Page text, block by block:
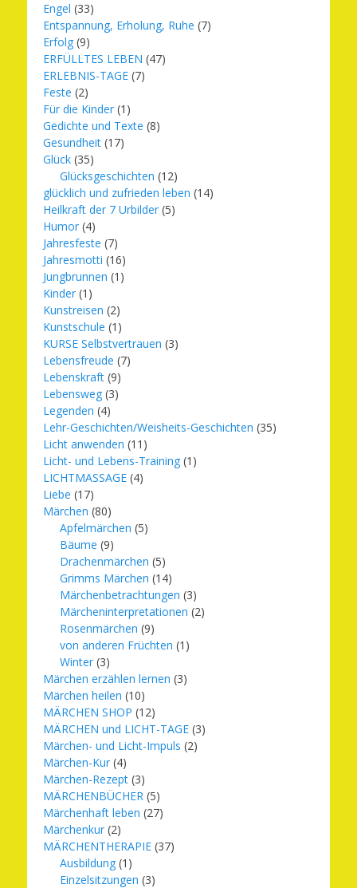
Engel (33)
Entspannung, Erholung, Ruhe (7)
Erfolg (9)
ERFÜLLTES LEBEN (47)
ERLEBNIS-TAGE (7)
Feste (2)
Für die Kinder (1)
Gedichte und Texte (8)
Gesundheit (17)
Glück (35)
Glücksgeschichten (12)
glücklich und zufrieden leben (14)
Heilkraft der 7 Urbilder (5)
Humor (4)
Jahresfeste (7)
Jahresmotti (16)
Jungbrunnen (1)
Kinder (1)
Kunstreisen (2)
Kunstschule (1)
KURSE Selbstvertrauen (3)
Lebensfreude (7)
Lebenskraft (9)
Lebensweg (3)
Legenden (4)
Lehr-Geschichten/Weisheits-Geschichten (35)
Licht anwenden (11)
Licht- und Lebens-Training (1)
LICHTMASSAGE (4)
Liebe (17)
Märchen (80)
Apfelmärchen (5)
Bäume (9)
Drachenmärchen (5)
Grimms Märchen (14)
Märchenbetrachtungen (3)
Märcheninterpretationen (2)
Rosenmärchen (9)
von anderen Früchten (1)
Winter (3)
Märchen erzählen lernen (3)
Märchen heilen (10)
MÄRCHEN SHOP (12)
MÄRCHEN und LICHT-TAGE (3)
Märchen- und Licht-Impuls (2)
Märchen-Kur (4)
Märchen-Rezept (3)
MÄRCHENBÜCHER (5)
Märchenhaft leben (27)
Märchenkur (2)
MÄRCHENTHERAPIE (37)
Ausbildung (1)
Einzelsitzungen (3)